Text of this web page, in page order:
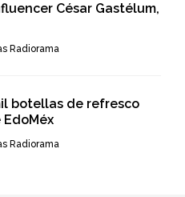
César Gastélum,
Radiorama
botellas de refresco
Radiorama